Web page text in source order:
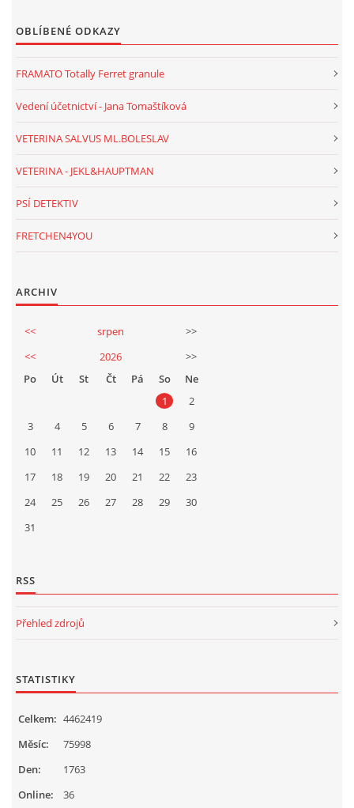
OBLÍBENÉ ODKAZY
FRAMATO Totally Ferret granule
Vedení účetnictví - Jana Tomaštíková
VETERINA SALVUS ML.BOLESLAV
VETERINA - JEKL&HAUPTMAN
PSÍ DETEKTIV
FRETCHEN4YOU
ARCHIV
<< srpen
>>
<<
2026
>>
Po
Út St Čt Pá So
Ne
1
2
3
4 5 6 7 8
9
10
11 12 13 14 15
16
17
18 19 20 21 22
23
24
25 26 27 28 29
30
31
RSS
Přehled zdrojů
STATISTIKY
Online: 36
Celkem: 4462419
Měsíc:
75998
Den:
1763